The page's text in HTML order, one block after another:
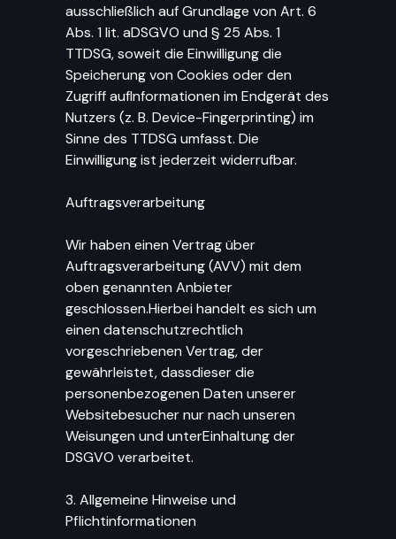
ausschließlich auf Grundlage von Art. 6
Abs. 1 lit. aDSGVO und § 25 Abs. 1
TTDSG, soweit die Einwilligung die
Speicherung von Cookies oder den
Zugriff aufInformationen im Endgerät des
Nutzers (z. B. Device-Fingerprinting) im
Sinne des TTDSG umfasst. Die
Einwilligung ist jederzeit widerrufbar.
Auftragsverarbeitung
Wir haben einen Vertrag über
Auftragsverarbeitung (AVV) mit dem
oben genannten Anbieter
geschlossen.Hierbei handelt es sich um
einen datenschutzrechtlich
vorgeschriebenen Vertrag, der
gewährleistet, dassdieser die
personenbezogenen Daten unserer
Websitebesucher nur nach unseren
Weisungen und unterEinhaltung der
DSGVO verarbeitet.
3. Allgemeine Hinweise und
Pflichtinformationen